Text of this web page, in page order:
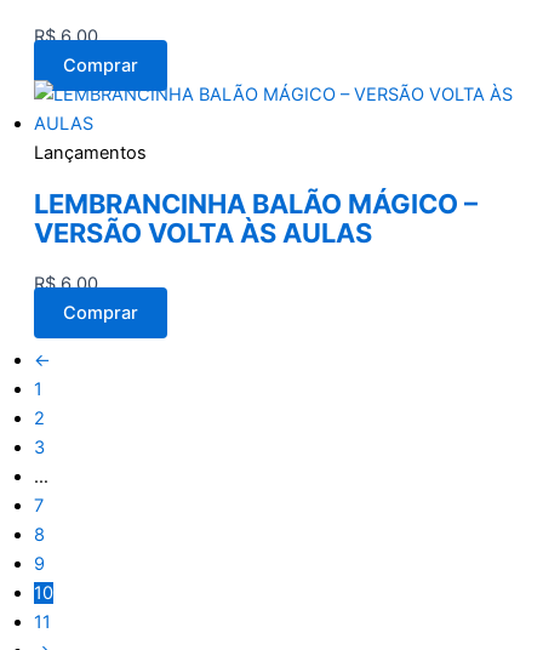
R$6,00
Comprar
Lançamentos
LEMBRANCINHA BALÃO MÁGICO –
VERSÃO VOLTA ÀS AULAS
R$6,00
Comprar
←
1
2
3
…
7
8
9
10
11